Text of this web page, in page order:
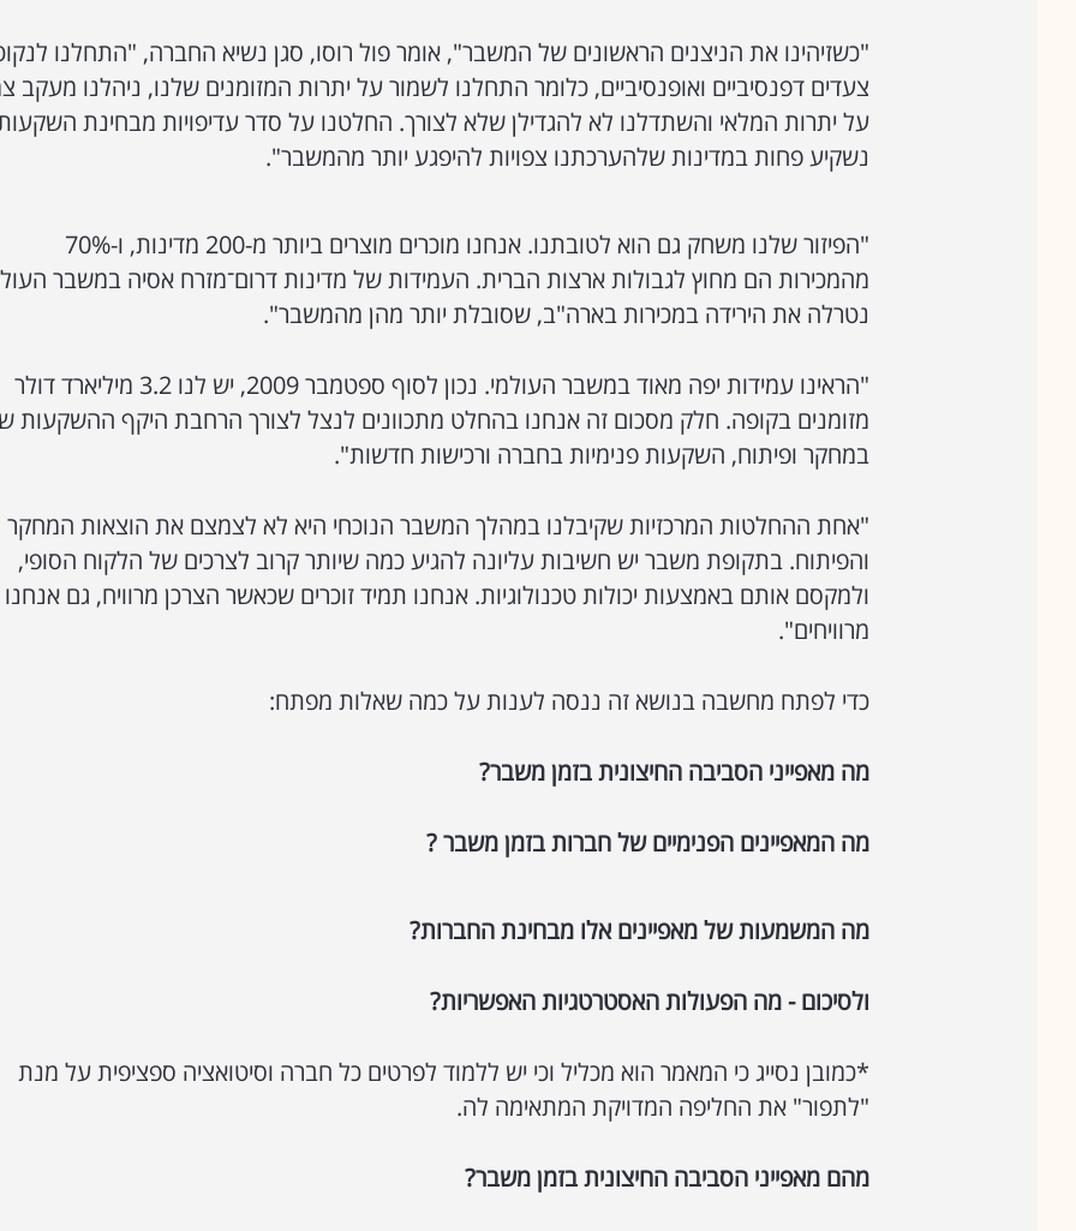
"כשזיהינו את הניצנים הראשונים של המשבר", אומר פול רוסו, סגן נשיא החברה, "התחלנו
צעדים דפנסיביים ואופנסיביים, כלומר התחלנו לשמור על יתרות המזומנים שלנו, ניהלנו מעקב
על יתרות המלאי והשתדלנו לא להגדילן שלא לצורך. החלטנו על סדר עדיפויות מבחינת
נשקיע פחות במדינות שלהערכתנו צפויות להיפגע יותר מהמשבר".
"הפיזור שלנו משחק גם הוא לטובתנו. אנחנו מוכרים מוצרים ביותר מ-200 מדינות, ו-70%
מהמכירות הם מחוץ לגבולות ארצות הברית. העמידות של מדינות דרום־מזרח אסיה במשבר
נטרלה את הירידה במכירות בארה"ב, שסובלת יותר מהן מהמשבר".
"הראינו עמידות יפה מאוד במשבר העולמי. נכון לסוף ספטמבר 2009, יש לנו 3.2 מיליארד דולר
מזומנים בקופה. חלק מסכום זה אנחנו בהחלט מתכוונים לנצל לצורך הרחבת היקף ההשקעות
במחקר ופיתוח, השקעות פנימיות בחברה ורכישות חדשות".
"אחת ההחלטות המרכזיות שקיבלנו במהלך המשבר הנוכחי היא לא לצמצם את הוצאות המחקר
והפיתוח. בתקופת משבר יש חשיבות עליונה להגיע כמה שיותר קרוב לצרכים של הלקוח הסופי,
ולמקסם אותם באמצעות יכולות טכנולוגיות. אנחנו תמיד זוכרים שכאשר הצרכן מרוויח, גם אנחנו
מרוויחים".
כדי לפתח מחשבה בנושא זה ננסה לענות על כמה שאלות מפתח:
מה מאפייני הסביבה החיצונית בזמן משבר?
מה המאפיינים הפנימיים של חברות בזמן משבר ?
מה המשמעות של מאפיינים אלו מבחינת החברות?
ולסיכום - מה הפעולות האסטרטגיות האפשריות?
*כמובן נסייג כי המאמר הוא מכליל וכי יש ללמוד לפרטים כל חברה וסיטואציה ספציפית על מנת
"לתפור" את החליפה המדויקת המתאימה לה.
מהם מאפייני הסביבה החיצונית בזמן משבר?